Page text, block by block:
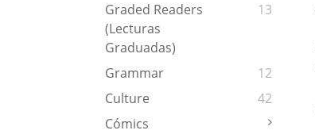
Graded Readers
(Lecturas
Graduadas)
13
Grammar
12
Culture
42
Cómics